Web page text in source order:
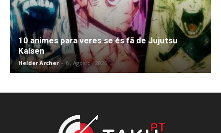
10 animes para veres se és fã de Jujutsu
Kaisen
Helder Archer - 6 , Agosto , 2026